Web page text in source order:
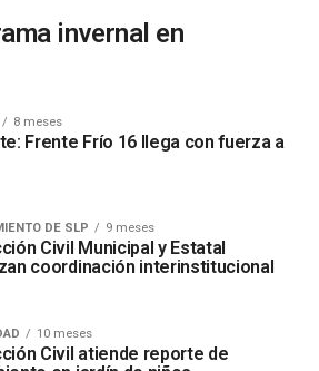
invernal en
8 meses
Frente Frío 16 llega con fuerza a
DE SLP 9 meses
Civil Municipal y Estatal
coordinación interinstitucional
10 meses
Civil atiende reporte de